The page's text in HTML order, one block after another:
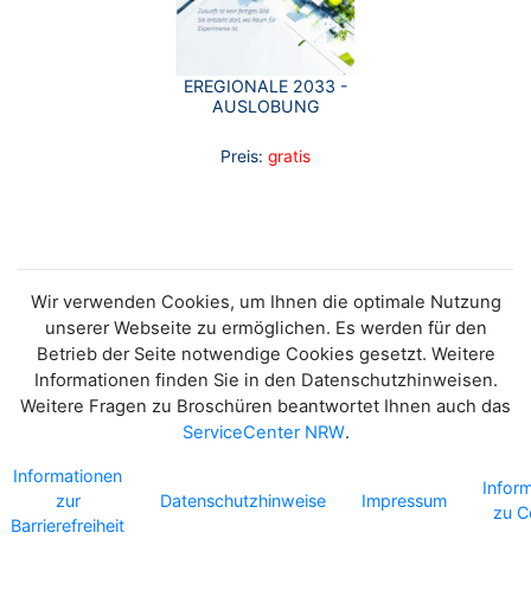
EREGIONALE 2033 -
AUSLOBUNG
Preis: gratis
Wir verwenden Cookies, um Ihnen die optimale Nutzung
unserer Webseite zu ermöglichen. Es werden für den
Betrieb der Seite notwendige Cookies gesetzt. Weitere
Informationen finden Sie in den Datenschutzhinweisen.
Weitere Fragen zu Broschüren beantwortet Ihnen auch das
ServiceCenter NRW.
Informationen
zur
Barrierefreiheit
Datenschutzhinweise Impressum
zu